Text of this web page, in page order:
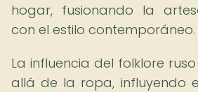
hogar, fusionando la
con el estilo contemporáneo.
La influencia del folklore
allá de la ropa, influyendo